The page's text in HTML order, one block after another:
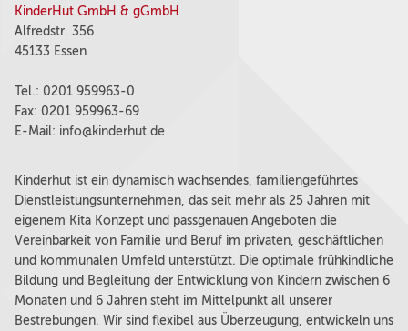
KinderHut GmbH & gGmbH
Alfredstr. 356
45133 Essen
Tel.: 0201 959963-0
Fax: 0201 959963-69
E-Mail: info@kinderhut.de
Kinderhut ist ein dynamisch wachsendes, familiengeführtes
Dienstleistungsunternehmen, das seit mehr als 25 Jahren mit
eigenem Kita Konzept und passgenauen Angeboten die
Vereinbarkeit von Familie und Beruf im privaten, geschäftlichen
und kommunalen Umfeld unterstützt. Die optimale frühkindliche
Bildung und Begleitung der Entwicklung von Kindern zwischen 6
Monaten und 6 Jahren steht im Mittelpunkt all unserer
Bestrebungen. Wir sind flexibel aus Überzeugung, entwickeln uns